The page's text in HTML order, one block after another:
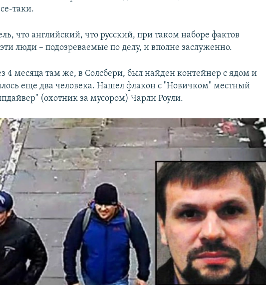
таки.
что английский, что русский, при таком наборе фактов
люди – подозреваемые по делу, и вполне заслуженно.
4 месяца там же, в Солсбери, был найден контейнер с ядом и
еще два человека. Нашел флакон с "Новичком" местный
(охотник за мусором) Чарли Роули.